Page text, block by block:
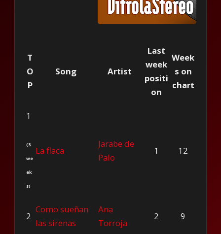
T
O
P
Song Artist
Last
week
positi
on
Week
s on
chart
1
(3
we
ek
s)
La flaca
Jarabe de
Palo
1 12
2
Como sueñan
las sirenas
Ana
Torroja
2
9